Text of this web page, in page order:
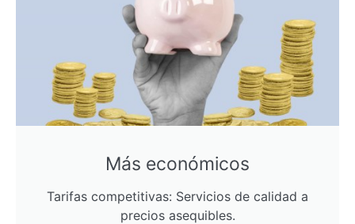
Más económicos
Tarifas competitivas: Servicios de calidad a
precios asequibles.